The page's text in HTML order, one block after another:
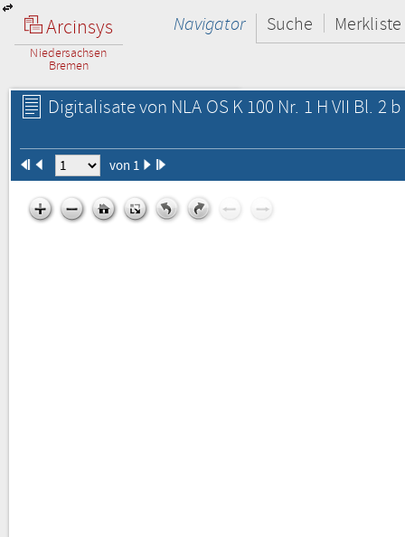
Arcinsys
Niedersachsen
Bremen
Navigator Suche Merkliste
Digitalisate von NLA OS K 100 Nr. 1 H VII Bl. 2 b
von 1